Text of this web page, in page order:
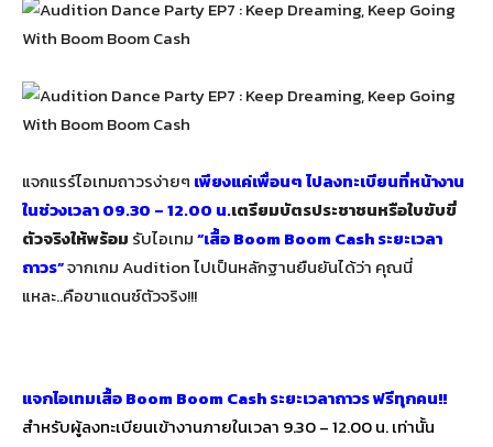
แจกแรร์ไอเทมถาวรง่ายๆ เพียงแค่เพื่อนๆ ไปลงทะเบียนที่หน้างาน
ในช่วงเวลา 09.30 – 12.00 น.เตรียมบัตรประชาชนหรือใบขับขี่
ตัวจริงให้พร้อม รับไอเทม“เสื้อ Boom Boom Cash ระยะเวลา
ถาวร”จากเกม Audition ไปเป็นหลักฐานยืนยันได้ว่า คุณนี่
แหละ..คือขาแดนซ์ตัวจริง!!!
แจกไอเทมเสื้อ Boom Boom Cash ระยะเวลาถาวร ฟรีทุกคน!!
สำหรับผู้ลงทะเบียนเข้างานภายในเวลา 9.30 – 12.00 น. เท่านั้น